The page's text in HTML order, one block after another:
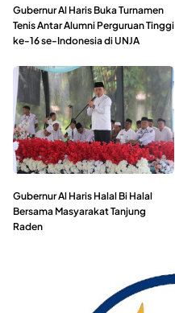
Gubernur Al Haris Buka Turnamen
Tenis Antar Alumni Perguruan Tinggi
ke-16 se-Indonesia di UNJA
Gubernur Al Haris Halal Bi Halal
Bersama Masyarakat Tanjung
Raden